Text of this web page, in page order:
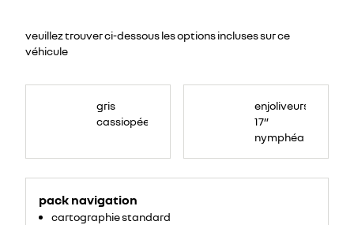
veuillez trouver ci-dessous les options incluses sur ce
véhicule
gris
cassiopée
enjoliveurs
17”
nymphéa
pack navigation
cartographie standard